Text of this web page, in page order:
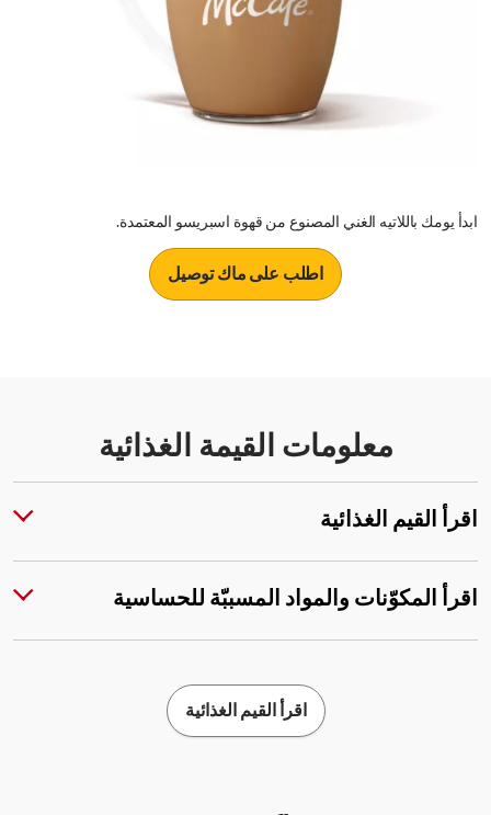
ابدأ يومك باللاتيه الغني المصنوع من قهوة اسبريسو المعتمدة.
اطلب على ماك توصيل
معلومات القيمة الغذائية
اقرأ القيم الغذائية
اقرأ المكوّنات والمواد المسببّة للحساسية
اقرأ القيم الغذائية